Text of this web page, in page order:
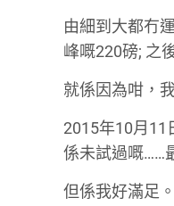
由細到大都冇
峰嘅220磅; 之
就係因為咁，
2015年10月11
係未試過嘅……
但係我好滿足